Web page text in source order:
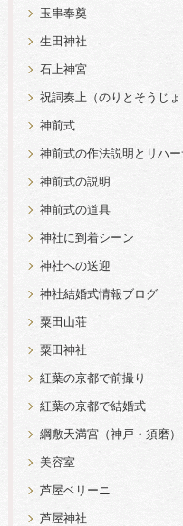
玉串奉奠
生田神社
石上神宮
祝詞奏上（のりとそうじょ
神前式
神前式の作法説明とリハ
神前式の説明
神前式の道具
神社に到着シーン
神社への送迎
神社結婚式情報ブログ
粟田山荘
粟田神社
紅葉の京都で前撮り
紅葉の京都で結婚式
綱敷天満宮（神戸・須磨）
美容室
芦屋ベリーニ
芦屋神社